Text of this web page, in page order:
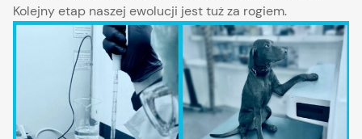
Kolejny etap naszej ewolucji jest tuż za rogiem.